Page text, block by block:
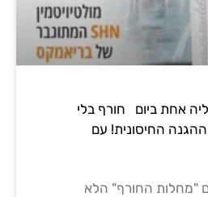
אחת ביום חורף בלי
החיסונית! עם
"מחלות החורף" הלא